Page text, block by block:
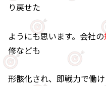
り戻せた
ようにも思います。会社の
修なども
形骸化され、即戦力で働